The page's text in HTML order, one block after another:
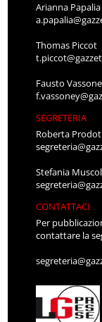
Arianna Papalia
Thomas Piccot
Fausto
SEGRETERIA
Roberta
Stefania
CONTATTACI
Per
contattare la